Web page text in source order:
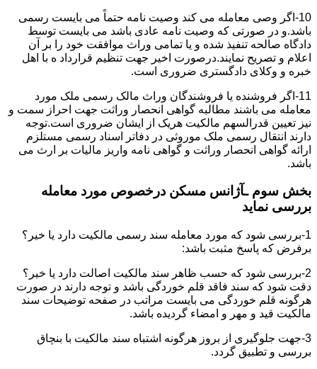
10-اگر وصی معامله می کند وصیت نامه حتماً می بایست رسمی
باشد.و در صورتی که وصیت نامه عادی باشد می بایست توسط
دادگاه صالحه تنفیذ شده و یا تمامی وراث موافقت خود را بر آن
اعلام و تصریح نمایند.درصورت اخیر جهت تنظیم قرارداد ه با اهل
خبره و وکلای دادگستری ضروری است.
11-اگر فروشنده یا فروشندگان وراث مالک رسمی ملک مورد
معامله می باشند مطالبه گواهی انحصار وراثت جهت احراز سمت و
نیز تعیین قدرالسهم مالکیت هریک از ایشان ضروری است.توجه
دارند انتقال رسمی ملک موروثی در دفاتر اسناد رسمی مستلزم
ارائه گواهی انحصار وراثت و گواهی نامه واریز مالیات بر ارث می
باشد.
بخش سوم ـآژانس مسکن درخصوص مورد معامله
بررسی نماید
1-بررسی شود که مورد معامله سند رسمی مالکیت دارد یا خیر؟
برفرض که پاسخ مثبت باشد:
2-بررسی شود که حسب ظاهر سند مالکیت اصالت دارد یا خیر؟
دقت شود که سند فاقد قلم خوردگی باشد و توجه دارند در صورت
هرگونه قلم خوردگی می بایست مراتب در صفحه توضیحات سند
مالکیت قید و مهر و امضاء گردیده باشد.
3-جهت جلوگیری از بروز هرگونه اشتباه سند مالکیت با بنچاق
بررسی و تطبیق گردد.